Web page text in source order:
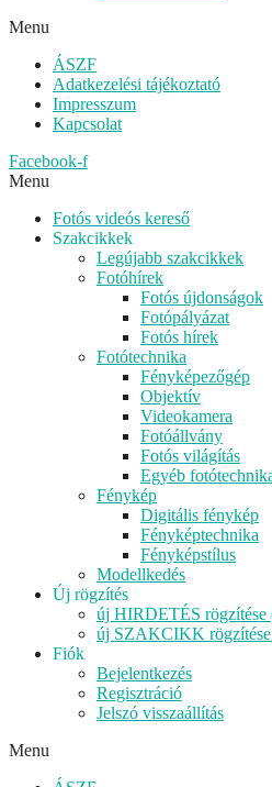
Menu
ÁSZF
Adatkezelési tájékoztató
Impresszum
Kapcsolat
Facebook-f
Menu
Fotós videós kereső
Szakcikkek
Legújabb szakcikkek
Fotóhírek
Fotós újdonságok
Fotópályázat
Fotós hírek
Fotótechnika
Fényképezőgép
Objektív
Videokamera
Fotóállvány
Fotós világítás
Egyéb
Fénykép
Digitális fénykép
Fényképtechnika
Fényképstílus
Modellkedés
Új rögzítés
új HIRDETÉS rögzítése
új SZAKCIKK rögzítése
Fiók
Bejelentkezés
Regisztráció
Jelszó visszaállítás
Menu